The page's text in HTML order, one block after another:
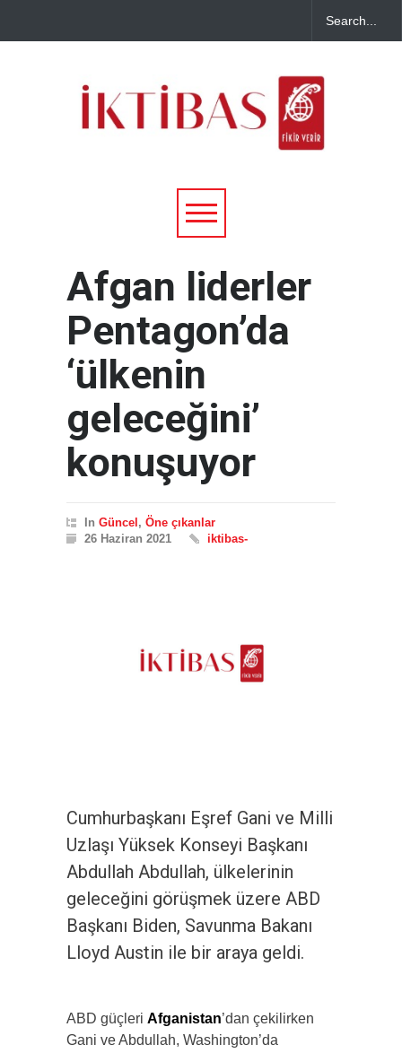
Afgan liderler
Pentagon’da
‘ülkenin
geleceğini’
konuşuyor
In Güncel, Öne çıkanlar
26 Haziran 2021
iktibas-
Cumhurbaşkanı Eşref Gani ve Milli
Uzlaşı Yüksek Konseyi Başkanı
Abdullah Abdullah, ülkelerinin
geleceğini görüşmek üzere ABD
Başkanı Biden, Savunma Bakanı
Lloyd Austin ile bir araya geldi.
ABD güçleri Afganistan’dan çekilirken
Gani ve Abdullah, Washington’da